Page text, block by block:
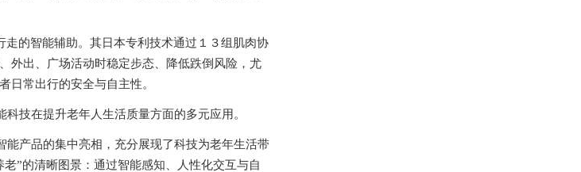
走的智能辅助。其日本专利技术通过１３组肌肉协
外出、广场活动时稳定步态、降低跌倒风险，尤
日常出行的安全与自主性。
技在提升老年人生活质量方面的多元应用。
产品的集中亮相，充分展现了科技为老年生活带
老”的清晰图景：通过智能感知、人性化交互与自